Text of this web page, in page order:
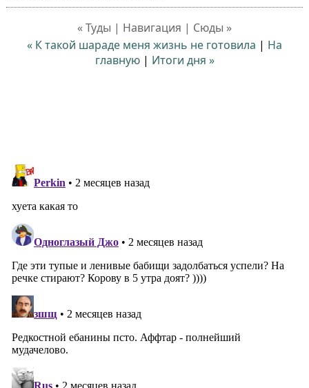
« Туды | Навигация | Сюды »
« К такой шараде меня жизнь не готовила | На
главную| Итоги дня »